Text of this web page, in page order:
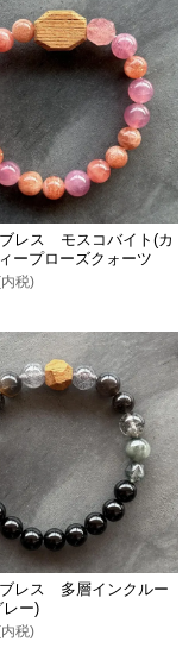
レス モスコバイト(カ
ープローズクォーツ
税)
レス 多層インクルー
レー)
税)